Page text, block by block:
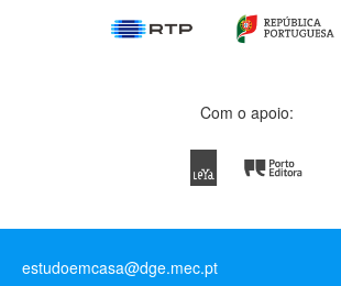
Com o apoio:
estudoemcasa@dge.mec.pt